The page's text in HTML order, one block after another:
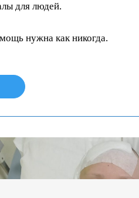
для людей.
нужна как никогда.